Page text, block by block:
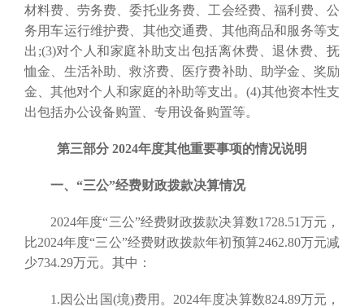
材料费、劳务费、委托业务费、工会经费、福利费、公
务用车运行维护费、其他交通费、其他商品和服务等支
出;(3)对个人和家庭补助支出包括离休费、退休费、抚
恤金、生活补助、救济费、医疗费补助、助学金、奖励
金、其他对个人和家庭的补助等支出。(4)其他资本性支
出包括办公设备购置、专用设备购置等。
第三部分 2024年度其他重要事项的情况说明
一、“三公”经费财政拨款决算情况
2024年度“三公”经费财政拨款决算数1728.51万元，
比2024年度“三公”经费财政拨款年初预算2462.80万元减
少734.29万元。其中：
1.因公出国(境)费用。2024年度决算数824.89万元，